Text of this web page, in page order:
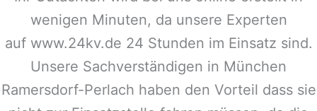
wenigen Minuten, da unsere Experten
auf www.24kv.de 24 Stunden im Einsatz sind.
Unsere Sachverständigen in München
Ramersdorf-Perlach haben den Vorteil dass sie